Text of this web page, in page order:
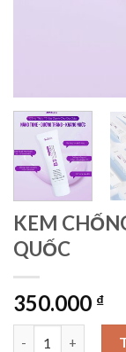
KEM
QUỐC
350.000 ₫
KEM CHỐNG